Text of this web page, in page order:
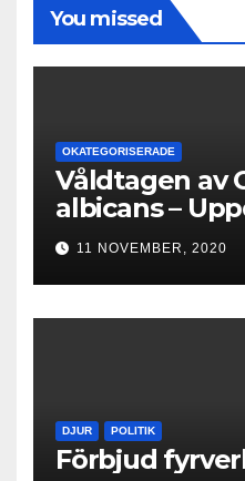
You missed
OKATEGORISERADE
Våldtagen av
albicans –
11 NOVEMBER, 2020
DJUR POLITIK
Förbjud